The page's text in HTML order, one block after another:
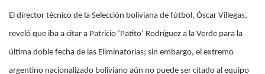
El director técnico de la Selección boliviana de fútbol, Óscar Villegas,
reveló que iba a citar a Patricio ‘Patito’ Rodríguez a la Verde para la
última doble fecha de las Eliminatorias; sin embargo, el extremo
argentino nacionalizado boliviano aún no puede ser citado al equipo